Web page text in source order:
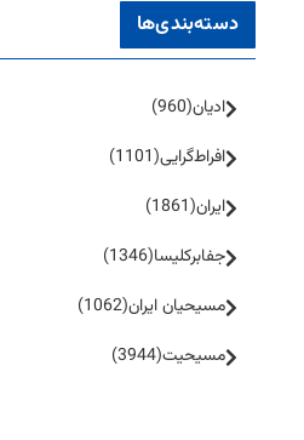
دسته‌بندی‌ها
ادیان(960)
افراط‌گرایی(1101)
ایران(1861)
جفا‌بر‌کلیسا(1346)
مسیحیان ایران(1062)
مسیحیت(3944)